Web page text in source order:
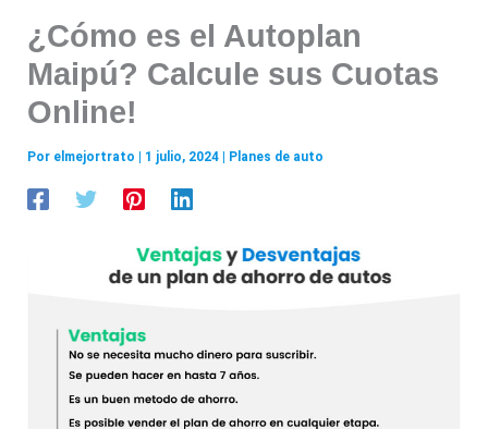
¿Cómo es el Autoplan
Maipú? Calcule sus Cuotas
Online!
Por elmejortrato 1 julio, 2024 Planes de auto